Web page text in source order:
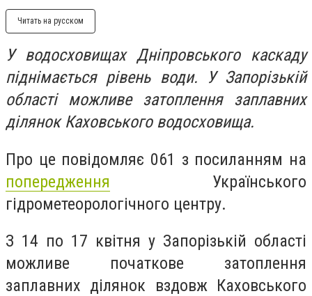
Читать на русском
У водосховищах Дніпровського каскаду
піднімається рівень води. У Запорізькій
області можливе затоплення заплавних
ділянок Каховського водосховища.
Про це повідомляє 061 з посиланням на
попередження Українського
гідрометеорологічного центру.
З 14 по 17 квітня у Запорізькій області
можливе початкове затоплення
заплавних ділянок вздовж Каховського